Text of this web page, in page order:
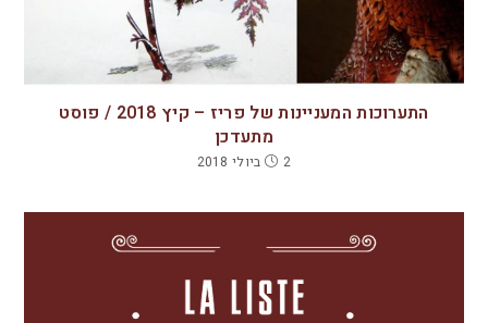
התערוכות המעניינות של פריז – קיץ 2018 / פוסט
מתעדכן
2 ביולי 2018